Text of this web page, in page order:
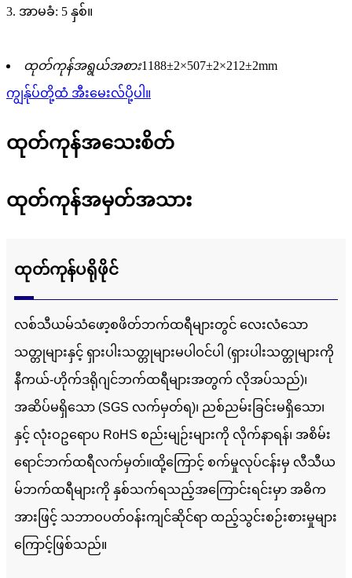
3. အာမခံ: 5 နှစ်။
ထုတ်ကုန်အရွယ်အစား1188±2×507±2×212±2mm
ကျွန်ုပ်တို့ထံ အီးမေးလ်ပို့ပါ။
ထုတ်ကုန်အသေးစိတ်
ထုတ်ကုန်အမှတ်အသား
ထုတ်ကုန်ပရိုဖိုင်
လစ်သီယမ်သံဖော့စဖိတ်ဘက်ထရီများတွင် လေးလံသော
သတ္တုများနှင့် ရှားပါးသတ္တုများမပါဝင်ပါ (ရှားပါးသတ္တုများကို
နီကယ်-ဟိုက်ဒရိုဂျင်ဘက်ထရီများအတွက် လိုအပ်သည်)၊
အဆိပ်မရှိသော (SGS လက်မှတ်ရ)၊ ညစ်ညမ်းခြင်းမရှိသော၊
နှင့် လုံးဝဥရောပ RoHS စည်းမျဉ်းများကို လိုက်နာရန်၊ အစိမ်း
ရောင်ဘက်ထရီလက်မှတ်။ထို့ကြောင့် စက်မှုလုပ်ငန်းမှ လီသီယ
မ်ဘက်ထရီများကို နှစ်သက်ရသည့်အကြောင်းရင်းမှာ အဓိက
အားဖြင့် သဘာဝပတ်ဝန်းကျင်ဆိုင်ရာ ထည့်သွင်းစဉ်းစားမှုများ
ကြောင့်ဖြစ်သည်။